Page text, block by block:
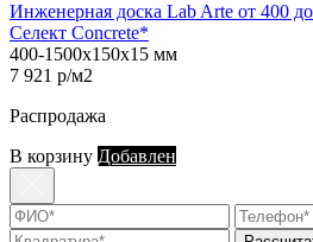
Инженерная доска Lab Arte от 400
Селект Concrete*
400-1500х150х15 мм
7 921 р/м2
Распродажа
В корзину Добавлен